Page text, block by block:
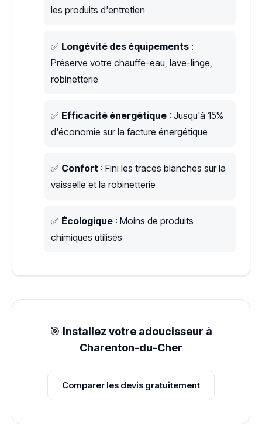
les produits d'entretien
✅ Longévité des équipements :
Préserve votre chauffe-eau, lave-linge,
robinetterie
✅ Efficacité énergétique : Jusqu'à 15%
d'économie sur la facture énergétique
✅ Confort : Fini les traces blanches sur la
vaisselle et la robinetterie
✅ Écologique : Moins de produits
chimiques utilisés
🎯 Installez votre adoucisseur à
Charenton-du-Cher
Comparer les devis gratuitement